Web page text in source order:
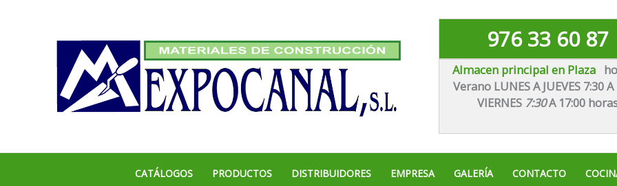
976 33 60 87
Almacen principal en Plaza
Verano LUNES A JUEVES 7:30 A
VIERNES 7:30A 17:00
CATÁLOGOS PRODUCTOS DISTRIBUIDORES EMPRESA GALERÍA CONTACTO